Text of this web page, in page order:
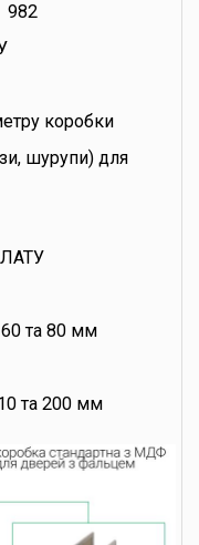
982
коробки
шурупи) для
та 80 мм
та 200 мм